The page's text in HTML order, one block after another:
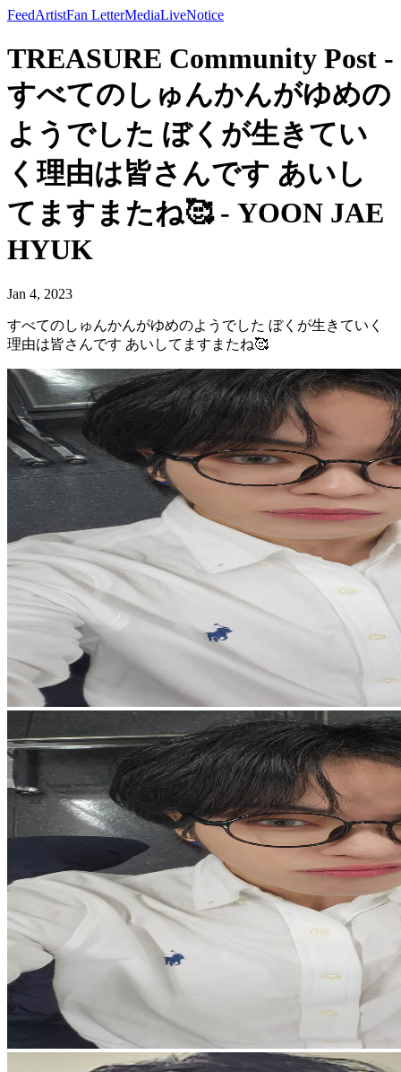
FeedArtistFan LetterMediaLiveNotice
TREASURE Community Post -
すべてのしゅんかんがゆめの
ようでした ぼくが生きてい
く理由は皆さんです あいし
てますまたね🥰 - YOON JAE
HYUK
Jan 4, 2023
すべてのしゅんかんがゆめのようでした ぼくが生きていく
理由は皆さんです あいしてますまたね🥰